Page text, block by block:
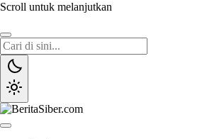
Scroll untuk melanjutkan